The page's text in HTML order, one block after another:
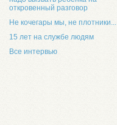
откровенный разговор
Не кочегары мы, не плотники...
15 лет на службе людям
Все интервью